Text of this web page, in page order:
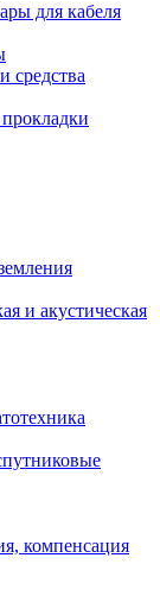
для кабеля
средства
и акустическая
компенсация